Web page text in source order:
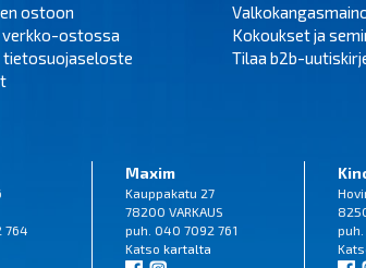
ostoon
verkko-ostossa
tietosuojaseloste
Kokoukset ja
Tilaa b2b-
764
Maxim
Kauppakatu 27
78200 VARKAUS
puh. 040 7092 761
Katso kartalta